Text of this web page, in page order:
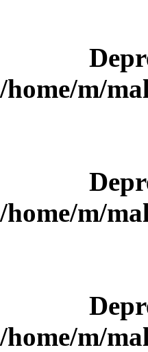
/home/m/
/home/m/
/home/m/